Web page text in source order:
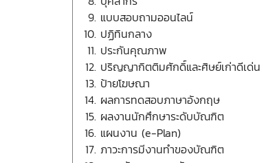
แบบสอบถามออนไลน์
ปฏิทินกลาง
ประกันคุณภาพ
ปริญญากิตติมศักดิ์และศิษย์เก่าดีเด่น
ป้ายโฆษณา
ผลการทดสอบภาษาอังกฤษ
ผลงานนักศึกษาระดับบัณฑิต
แผนงาน (e-Plan)
ภาวะการมีงานทำของบัณฑิต